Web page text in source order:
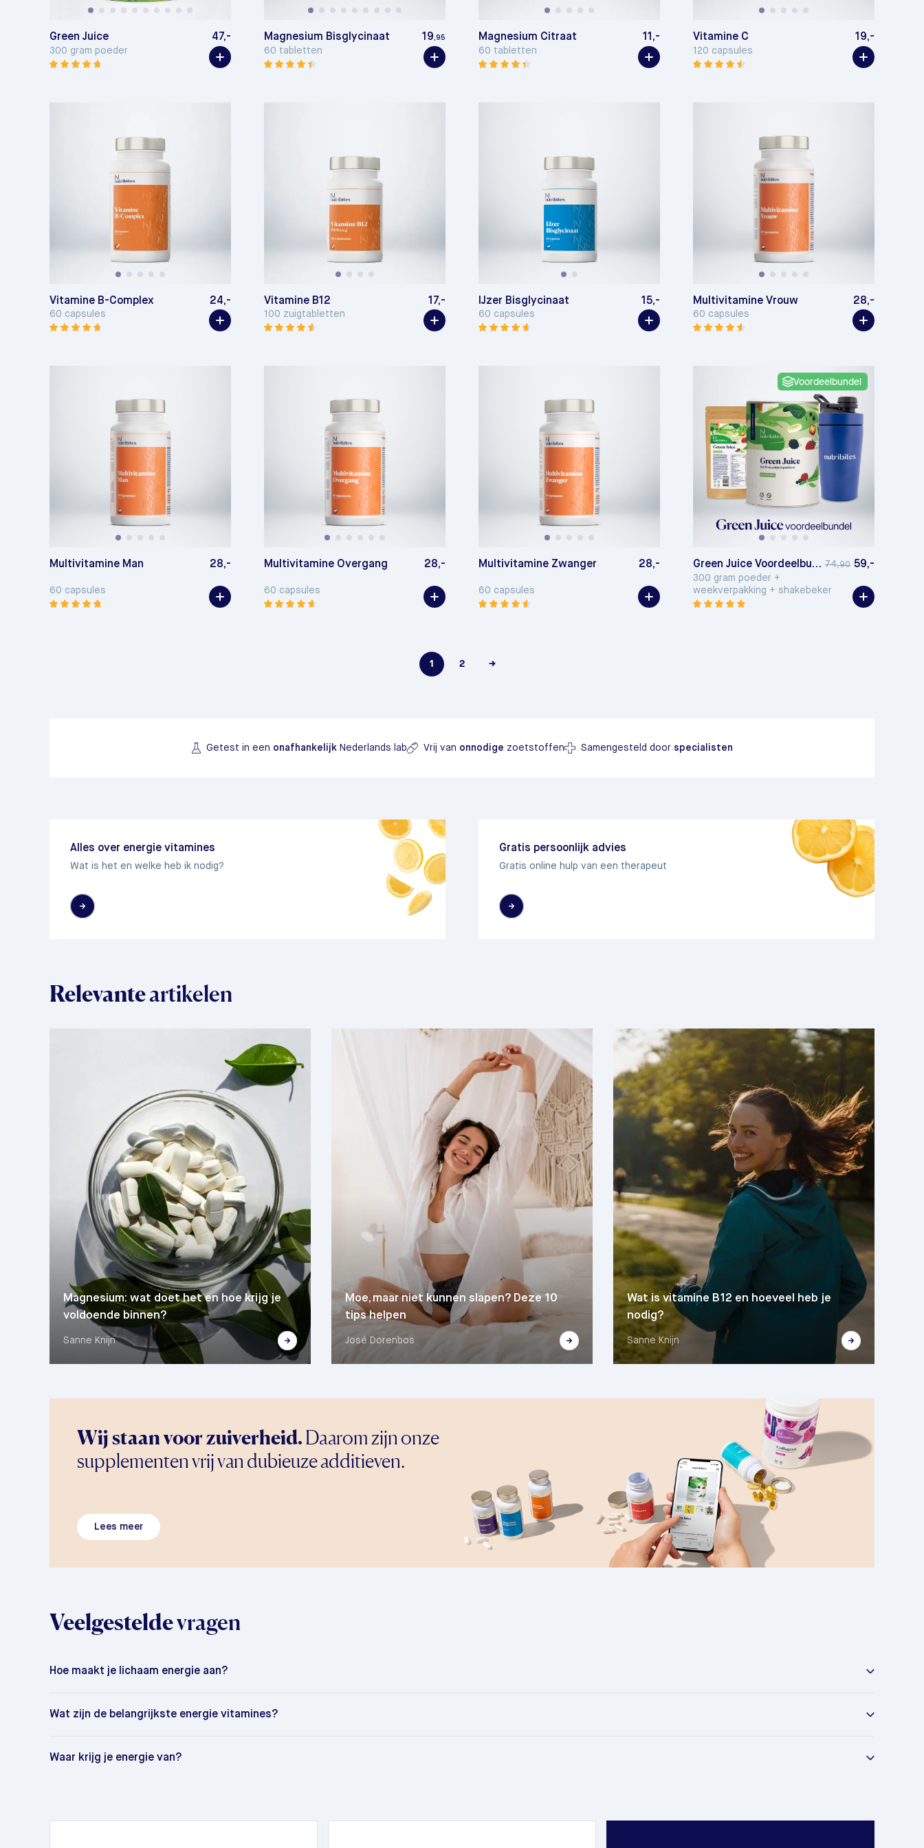
Green Juice 47,-
300 gram poeder
Magnesium Bisglycinaat 19,95
60 tabletten
Magnesium Citraat 11,-
60 tabletten
Vitamine C 19,-
120 capsules
Vitamine B-Complex 24,-
60 capsules
Vitamine B12 17,-
100 zuigtabletten
IJzer Bisglycinaat 15,-
60 capsules
Multivitamine Vrouw 28,-
60 capsules
Multivitamine Man 28,-
60 capsules
Multivitamine Overgang 28,-
60 capsules
Multivitamine Zwanger 28,-
60 capsules
Voordeelbundel
Green Juice Voordeelbundel 74,90 59,-
300 gram poeder +
weekverpakking + shakebeker
1 2 →
Getest in een onafhankelijkNederlands lab Vrij van onnodige zoetstoffen Samengesteld door specialisten
Alles over energie vitamines
Wat is het en welke heb ik nodig?
Gratis persoonlijk advies
Gratis online hulp van een therapeut
Relevanteartikelen
Magnesium: wat doet het en hoe krijg je
voldoende binnen?
Sanne Knijn
Moe, maar niet kunnen slapen? Deze 10
tips helpen
José Dorenbos
Wat is vitamine B12 en hoeveel heb je
nodig?
Sanne Knijn
Wij staan voor zuiverheid.Daarom zijn onze
supplementen vrij van dubieuze additieven.
Lees meer
Veelgesteldevragen
Hoe maakt je lichaam energie aan?
Wat zijn de belangrijkste energie vitamines?
Waar krijg je energie van?